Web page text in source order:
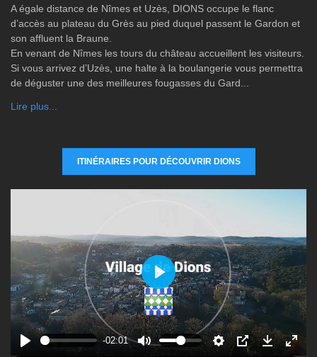
A égale distance de Nîmes et Uzès, DIONS occupe le flanc
d’accès au plateau du Grès au pied duquel passent le Gardon et
son affluent la Braune.
En venant de Nîmes les tours du château accueillent les visiteurs.
Si vous arrivez d’Uzès, une halte à la boulangerie vous permettra
de déguster une des meilleures fougasses du Gard...
Lire plus...
ITINÉRAIRES POUR DÉCOUVRIR DIONS
-02:01
P
l
a
y